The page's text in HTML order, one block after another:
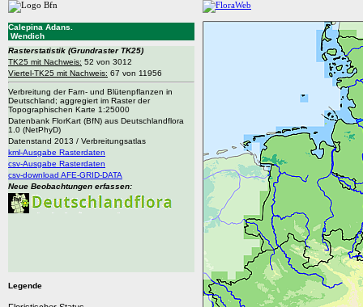
Calepina Adans.
Wendich
Rasterstatistik (Grundraster TK25)
TK25 mit Nachweis: 52 von 3012
Viertel-TK25 mit Nachweis: 67 von 11956
Verbreitung der Farn- und Blütenpflanzen in
Deutschland; aggregiert im Raster der
Topographischen Karte 1:25000
Datenbank FlorKart (BfN) aus Deutschlandflora
1.0 (NetPhyD)
Datenstand 2013 / Verbreitungsatlas
kml-Ausgabe Rasterdaten
csv-Ausgabe Rasterdaten
csv-download AFE-GRID-DATA
Neue Beobachtungen erfassen:
Legende